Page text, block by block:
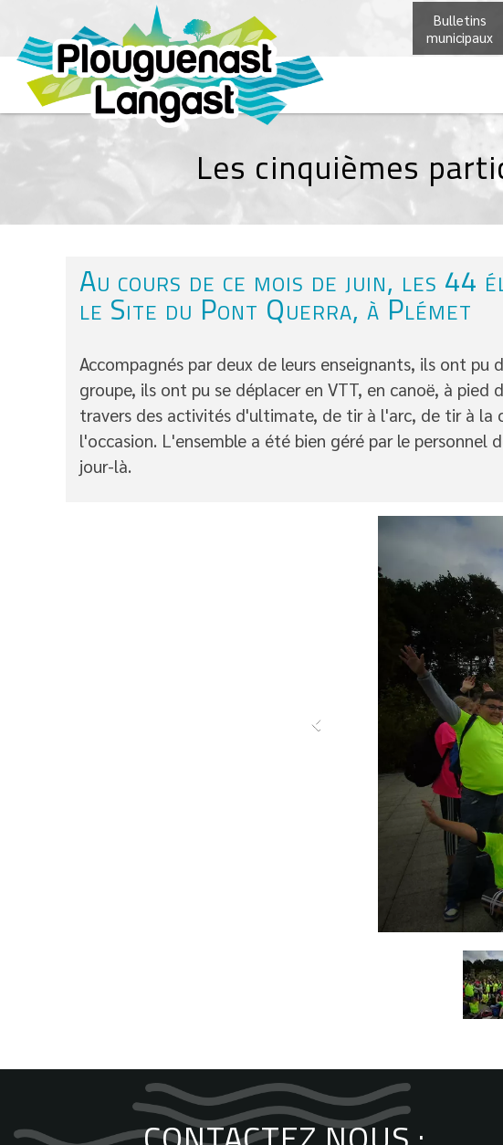
Bulletins
municipaux
Les cinquièmes
Au cours de ce mois de juin, les
le Site du Pont Querra, à Plémet
Accompagnés par deux de leurs enseignants, ils ont
groupe, ils ont pu se déplacer en VTT, en canoë, à
travers des activités d'ultimate, de tir à l'arc, de tir à la
l'occasion. L'ensemble a été bien géré par le
jour-là.